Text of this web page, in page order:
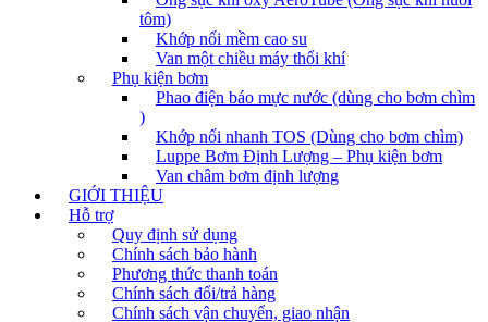
tôm)
Khớp nối mềm cao su
Van một chiều máy thổi khí
Phụ kiện bơm
Phao điện báo mực nước (dùng cho bơm chìm
)
Khớp nối nhanh TOS (Dùng cho bơm chìm)
Luppe Bơm Định Lượng – Phụ kiện bơm
Van châm bơm định lượng
GIỚI THIỆU
Hỗ trợ
Quy định sử dụng
Chính sách bảo hành
Phương thức thanh toán
Chính sách đổi/trả hàng
Chính sách vận chuyển, giao nhận